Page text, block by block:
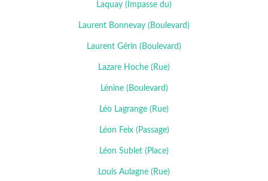
Laquay (Impasse du)
Laurent Bonnevay (Boulevard)
Laurent Gérin (Boulevard)
Lazare Hoche (Rue)
Lénine (Boulevard)
Léo Lagrange (Rue)
Léon Feix (Passage)
Léon Sublet (Place)
Louis Aulagne (Rue)